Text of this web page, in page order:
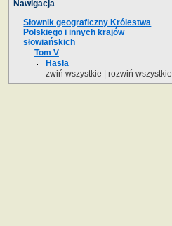
Nawigacja
Słownik geograficzny Królestwa
Polskiego i innych krajów
słowiańskich
Tom V
Hasła
zwiń wszystkie
rozwiń wszystkie